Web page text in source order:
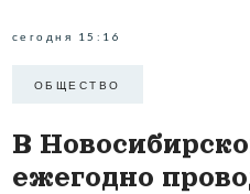
сегодня 15:16
ОБЩЕСТВО
В
ежегодно